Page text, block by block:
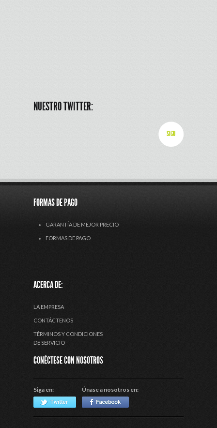
NUESTRO TWITTER:
SIGU
FORMAS DE PAGO
GARANTÍA DE MEJOR PRECIO
FORMAS DE PAGO
ACERCA DE:
LA EMPRESA
CONTÁCTENOS
TÉRMINOS Y CONDICIONES
DE SERVICIO
CONÉCTESE CON NOSOTROS
Siga en: Únase a nosotros en: